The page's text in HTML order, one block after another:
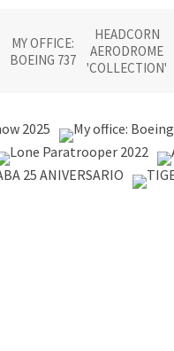
MY OFFICE:
BOEING 737
HEADCORN
AERODROME
'COLLECTION'